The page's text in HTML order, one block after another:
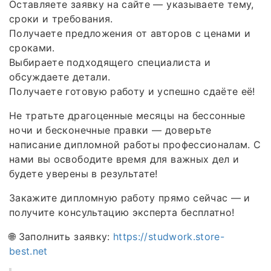
Оставляете заявку на сайте — указываете тему,
сроки и требования.
Получаете предложения от авторов с ценами и
сроками.
Выбираете подходящего специалиста и
обсуждаете детали.
Получаете готовую работу и успешно сдаёте её!
Не тратьте драгоценные месяцы на бессонные
ночи и бесконечные правки — доверьте
написание дипломной работы профессионалам. С
нами вы освободите время для важных дел и
будете уверены в результате!
Закажите дипломную работу прямо сейчас — и
получите консультацию эксперта бесплатно!
🌐 Заполнить заявку: https://studwork.store-
best.net